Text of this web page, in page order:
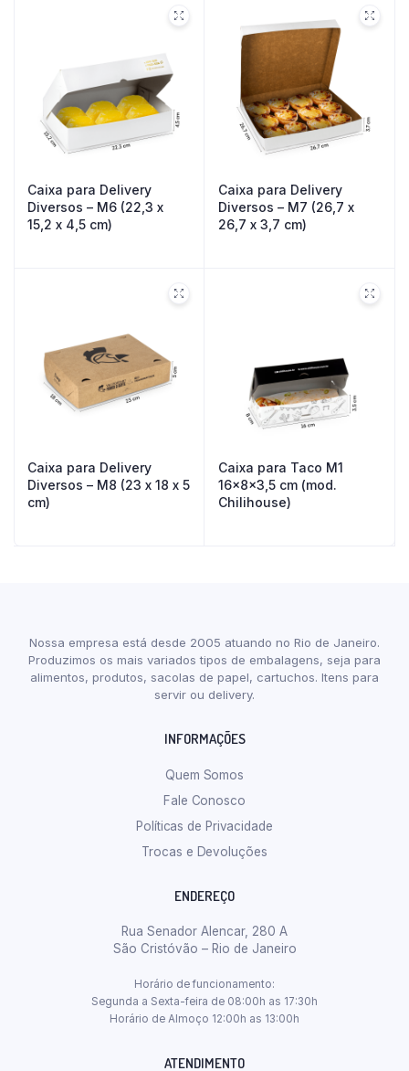
Caixa para Delivery
Diversos – M6 (22,3 x
15,2 x 4,5 cm)
Caixa para Delivery
Diversos – M7 (26,7 x
26,7 x 3,7 cm)
Caixa para Delivery
Diversos – M8 (23 x 18 x 5
cm)
Caixa para Taco M1
16x8x3,5 cm (mod.
Chilihouse)
Nossa empresa está desde 2005 atuando no Rio de Janeiro.
Produzimos os mais variados tipos de embalagens, seja para
alimentos, produtos, sacolas de papel, cartuchos. Itens para
servir ou delivery.
INFORMAÇÕES
Quem Somos
Fale Conosco
Políticas de Privacidade
Trocas e Devoluções
ENDEREÇO
Rua Senador Alencar, 280 A
São Cristóvão – Rio de Janeiro
Horário de funcionamento:
Segunda a Sexta-feira de 08:00h as 17:30h
Horário de Almoço 12:00h as 13:00h
ATENDIMENTO